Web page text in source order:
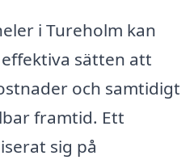
i Tureholm kan
sätten att
och samtidigt
framtid. Ett
sig på